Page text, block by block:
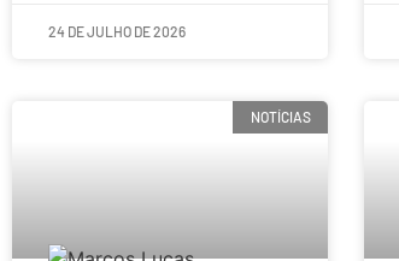
24 DE JULHO DE 2026
NOTÍCIAS